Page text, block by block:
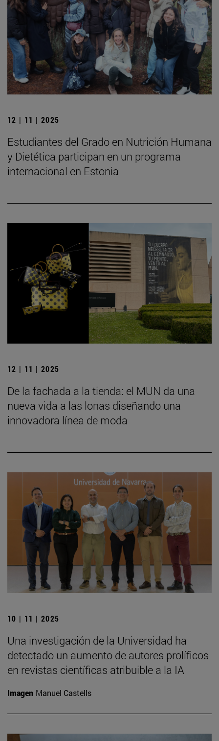
12 | 11 | 2025
Estudiantes del Grado en Nutrición Humana
y Dietética participan en un programa
internacional en Estonia
12 | 11 | 2025
De la fachada a la tienda: el MUN da una
nueva vida a las lonas diseñando una
innovadora línea de moda
10 | 11 | 2025
Una investigación de la Universidad ha
detectado un aumento de autores prolíficos
en revistas científicas atribuible a la IA
Imagen Manuel Castells